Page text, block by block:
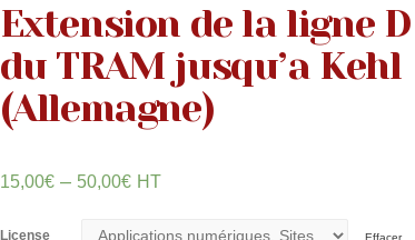
Extension de la ligne D
du TRAM jusqu’a Kehl
(Allemagne)
15,00€– 50,00€ HT
License Effacer